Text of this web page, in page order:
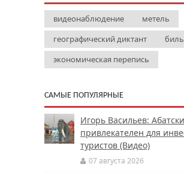
видеонаблюдение
метель
географический диктант
экономическая перепись
САМЫЕ ПОПУЛЯРНЫЕ
Игорь Васильев:
привлекателен для
туристов (Видео)
07 августа 2026